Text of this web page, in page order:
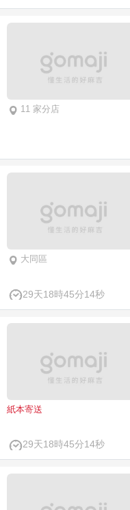
11 家分店
大同區
29天18時45分14秒
紙本寄送
29天18時45分14秒